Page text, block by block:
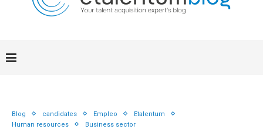
Blog candidates Empleo
Etalentum
Human resources
Business sector